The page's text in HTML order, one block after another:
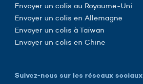
Envoyer un colis au Royaume-Uni
Envoyer un colis en Allemagne
Envoyer un colis à Taïwan
Envoyer un colis en Chine
Suivez-nous sur les réseaux sociaux